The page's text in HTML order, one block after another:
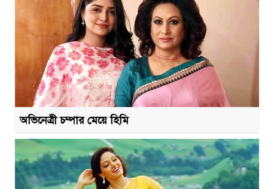
অভিনেত্রী চম্পার মেয়ে হিমি